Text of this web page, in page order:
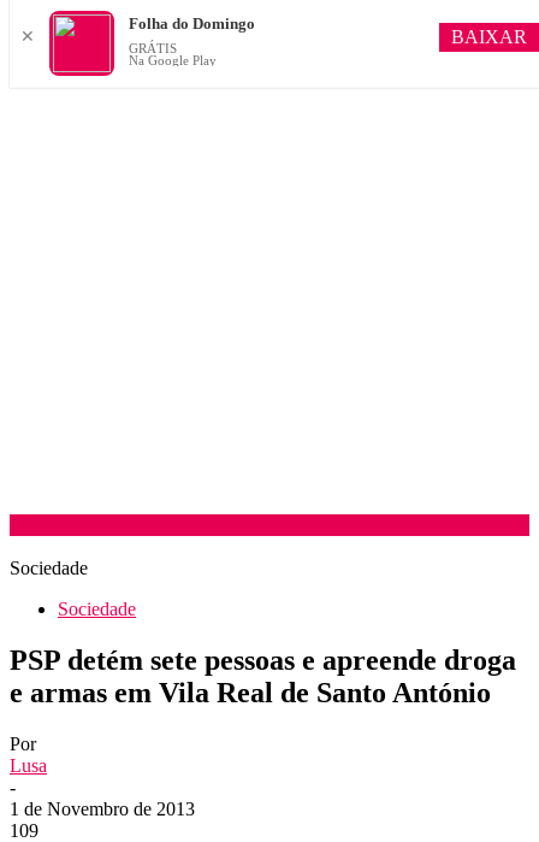
Sociedade
Sociedade
PSP detém sete pessoas e apreende droga
e armas em Vila Real de Santo António
Por
Lusa
-
1 de Novembro de 2013
109
✕
Folha do Domingo
GRÁTIS
Na Google Play
BAIXAR